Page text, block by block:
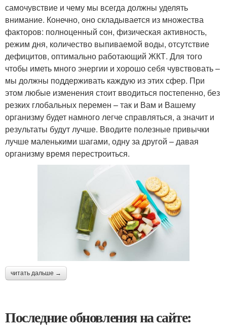
самочувствие и чему мы всегда должны уделять
внимание. Конечно, оно складывается из множества
факторов: полноценный сон, физическая активность,
режим дня, количество выпиваемой воды, отсутствие
дефицитов, оптимально работающий ЖКТ. Для того
чтобы иметь много энергии и хорошо себя чувствовать –
мы должны поддерживать каждую из этих сфер. При
этом любые изменения стоит вводиться постепенно, без
резких глобальных перемен – так и Вам и Вашему
организму будет намного легче справляться, а значит и
результаты будут лучше. Вводите полезные привычки
лучше маленькими шагами, одну за другой – давая
организму время перестроиться.
читать дальше →
Последние обновления на сайте: